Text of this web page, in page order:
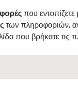
που
των πληροφοριών,
που βρήκατε τις